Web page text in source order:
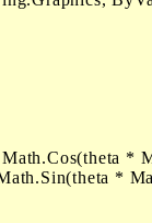
Math.Cos(theta *
Math.Sin(theta *